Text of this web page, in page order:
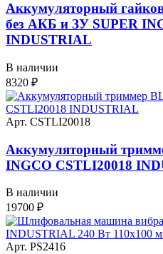
Аккумуляторный
без АКБ и ЗУ SUPER
INDUSTRIAL
В наличии
8320 ₽
Арт. CSTLI20018
Аккумуляторный
INGCO CSTLI20018
В наличии
19700 ₽
Арт. PS2416